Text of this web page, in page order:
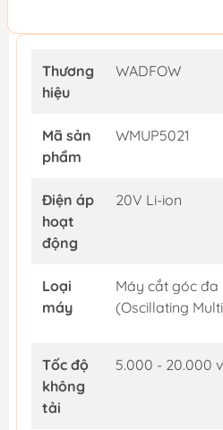
Thương
hiệu
WADFOW
Mã sản
phẩm
WMUP5021
Điện áp
hoạt
động
20V Li-ion
Loại
máy
Máy cắt góc
(Oscillating
Tốc độ
không
tải
5.000 - 20.000